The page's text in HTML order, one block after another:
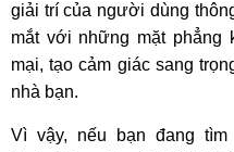
giải trí của người dùng
mắt với những mặt phẳng
mại, tạo cảm giác sang
nhà bạn.
Vì vậy, nếu bạn đang